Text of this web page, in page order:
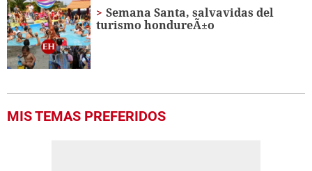
Semana Santa, salvavidas del
turismo hondureÃ±o
MIS TEMAS PREFERIDOS